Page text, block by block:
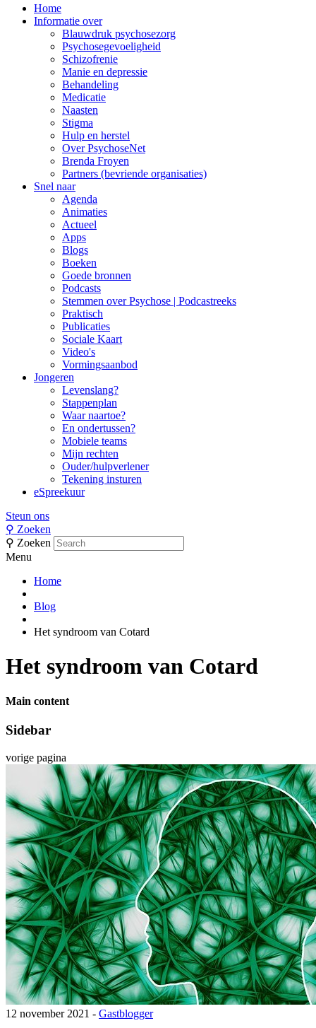
Main
Navigation
Home
Informatie over
Blauwdruk psychosezorg
Psychosegevoeligheid
Schizofrenie
Manie en depressie
Behandeling
Medicatie
Naasten
Stigma
Hulp en herstel
Over PsychoseNet
Brenda Froyen
Partners (bevriende organisaties)
Snel naar
Agenda
Animaties
Actueel
Apps
Blogs
Boeken
Goede bronnen
Podcasts
Stemmen over Psychose | Podcastreeks
Praktisch
Publicaties
Sociale Kaart
Video's
Vormingsaanbod
Jongeren
Levenslang?
Stappenplan
Waar naartoe?
En ondertussen?
Mobiele teams
Mijn rechten
Ouder/hulpverlener
Tekening insturen
eSpreekuur
Steun ons
⚲ Zoeken
⚲ Zoeken
Menu
Home
Blog
Het syndroom van Cotard
Het syndroom van Cotard
Main content
Sidebar
vorige pagina
12 november 2021 - Gastblogger